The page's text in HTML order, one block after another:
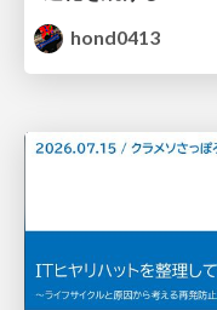
hond0413